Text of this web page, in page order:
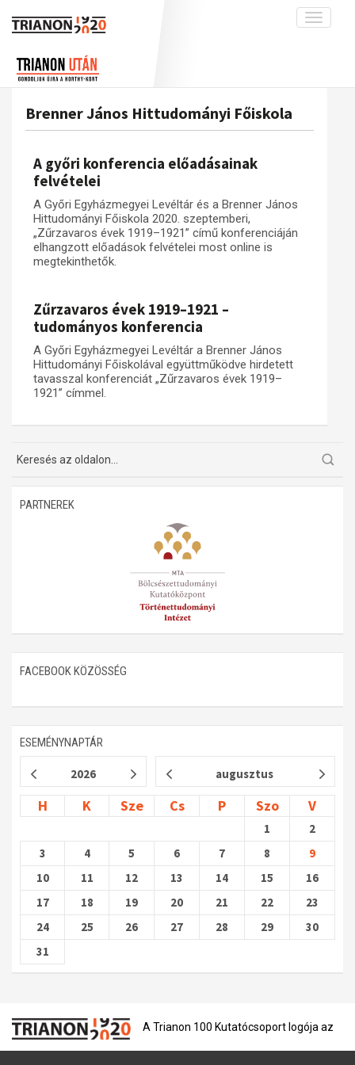
Toggle
interpretációk
A békerendszer megszilárdulása
Adatbázis
Emlékművek (feltöltés alatt)
Menekültek
Visszhang
Publikációk
Dokumentumok
A trianoni szerződés
Műhelymunkák
Brenner János Hittudományi Főiskola
A győri konferencia előadásainak
felvételei
A Győri Egyházmegyei Levéltár és a Brenner János
Hittudományi Főiskola 2020. szeptemberi,
„Zűrzavaros évek 1919–1921” című konferenciáján
elhangzott előadások felvételei most online is
megtekinthetők.
Zűrzavaros évek 1919–1921 –
tudományos konferencia
A Győri Egyházmegyei Levéltár a Brenner János
Hittudományi Főiskolával együttműködve hirdetett
tavasszal konferenciát „Zűrzavaros évek 1919–
1921” címmel.
PARTNEREK
FACEBOOK KÖZÖSSÉG
ESEMÉNYNAPTÁR
2026 augusztus
H K Sze Cs P Szo V
1
2
3
4 5 6 7 8
9
10
11 12 13 14 15
16
17
18 19 20 21 22
23
24
25 26 27 28 29
30
31
A Trianon 100 Kutatócsoport logója az